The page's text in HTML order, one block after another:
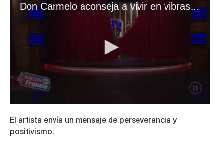
Don Carmelo aconseja a vivir en vibras positivas
seconds
of
5
El artista envía un mensaje de perseverancia y
positivismo.